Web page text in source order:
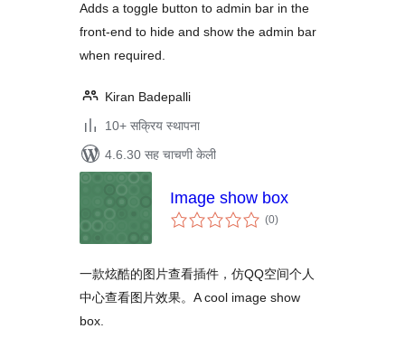
Adds a toggle button to admin bar in the
front-end to hide and show the admin bar
when required.
Kiran Badepalli
10+ सक्रिय स्थापना
4.6.30 सह चाचणी केली
Image show box
(0एकूण
मूल्यांकन
)
一款炫酷的图片查看插件，仿QQ空间个人
中心查看图片效果。A cool image show
box.